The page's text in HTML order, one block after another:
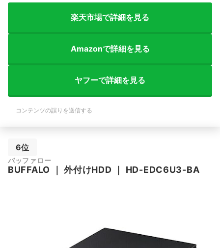
楽天市場で詳細を見る
Amazonで詳細を見る
ヤフーで詳細を見る
コンテンツの誤りを送信する
6位
バッファロー
BUFFALO ｜外付けHDD HD-EDC6U3-BA